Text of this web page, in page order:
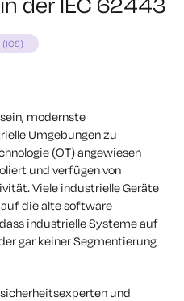
(ICS)
modernste
Umgebungen zu
(OT) angewiesen
und verfügen von
Viele industrielle Geräte
die alte software
industrielle Systeme auf
gar keiner Segmentierung
und